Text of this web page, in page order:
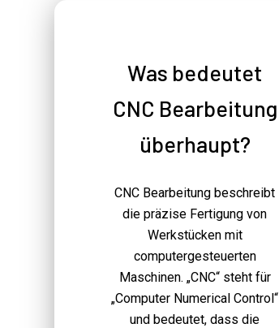
Was bedeutet
CNC Bearbeitung
überhaupt?
CNC Bearbeitung beschreibt
die präzise Fertigung von
Werkstücken mit
computergesteuerten
Maschinen. „CNC“ steht für
„Computer Numerical Control“
und bedeutet, dass die